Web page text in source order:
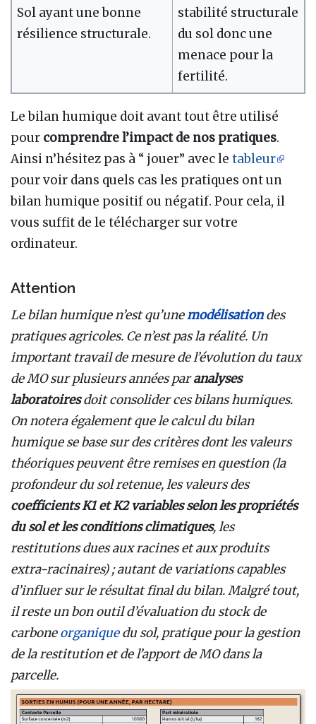
Sol ayant une bonne
résilience structurale.
stabilité structurale
du sol donc une
menace pour la
fertilité.
Le bilan humique doit avant tout être utilisé
pour comprendre l’impact de nos pratiques.
Ainsi n’hésitez pas à “ jouer” avec le tableur
pour voir dans quels cas les pratiques ont un
bilan humique positif ou négatif. Pour cela, il
vous suffit de le télécharger sur votre
ordinateur.
Attention
Le bilan humique n’est qu’unemodélisationdes
pratiques agricoles. Ce n’est pas la réalité. Un
important travail de mesure de l’évolution du taux
de MO sur plusieurs années paranalyses
laboratoiresdoit consolider ces bilans humiques.
On notera également que le calcul du bilan
humique se base sur des critères dont les valeurs
théoriques peuvent être remises en question (la
profondeur du sol retenue, les valeurs des
coefficients K1 et K2 variables selon les propriétés
du sol et les conditions climatiques, les
restitutions dues aux racines et aux produits
extra-racinaires) ; autant de variations capables
d’influer sur le résultat final du bilan. Malgré tout,
il reste un bon outil d’évaluation du stock de
carboneorganiquedu sol, pratique pour la gestion
de la restitution et de l’apport de MO dans la
parcelle.